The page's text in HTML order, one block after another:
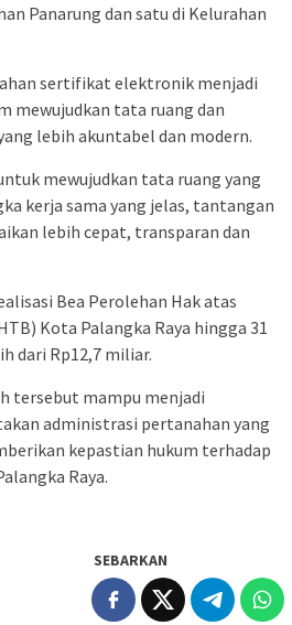
Panarung dan satu di Kelurahan
sertifikat elektronik menjadi
mewujudkan tata ruang dan
lebih akuntabel dan modern.
mewujudkan tata ruang yang
kerja sama yang jelas, tantangan
lebih cepat, transparan dan
Bea Perolehan Hak atas
Kota Palangka Raya hingga 31
dari Rp12,7 miliar.
tersebut mampu menjadi
administrasi pertanahan yang
kepastian hukum terhadap
Raya.
SEBARKAN